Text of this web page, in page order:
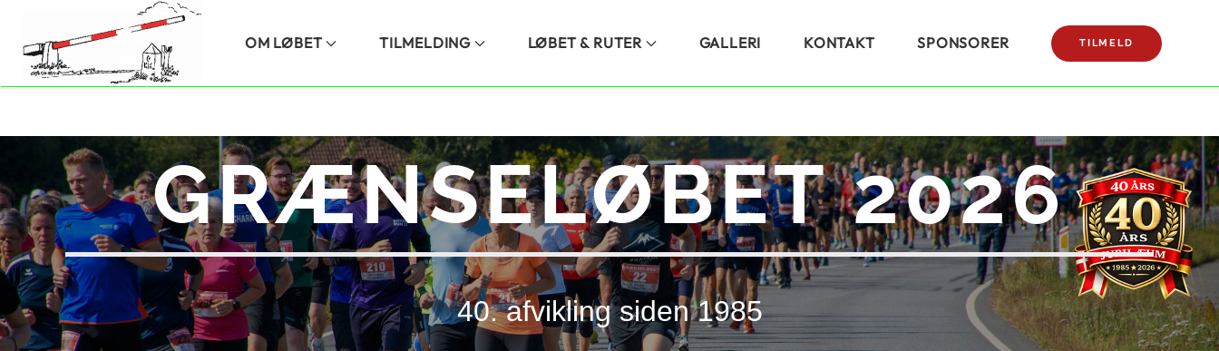
Skip to main content OM LØBET TILMELDING LØBET & RUTER GALLERI KONTAKT SPONSORER TILMELD
GRÆNSELØBET 2026
40. afvikling siden 1985